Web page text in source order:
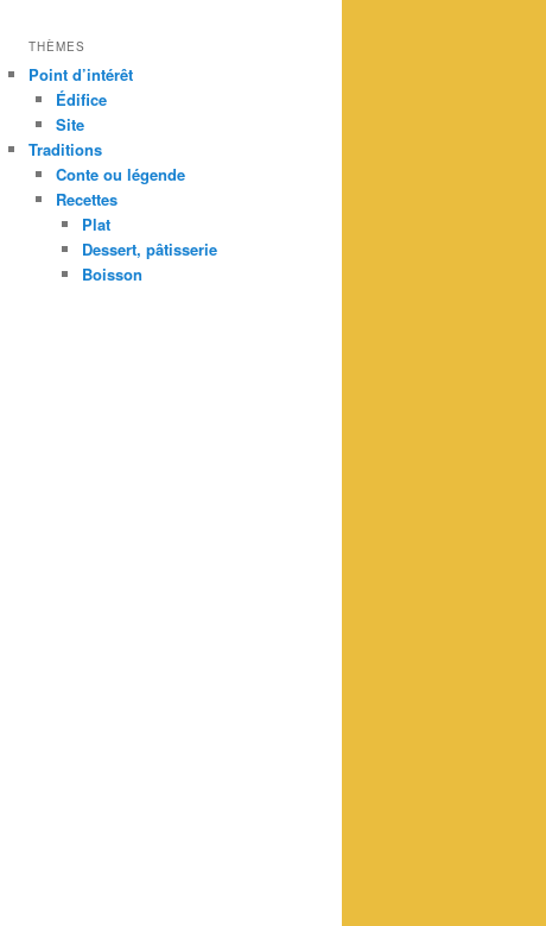
THÈMES
Point d’intérêt
Édifice
Site
Traditions
Conte ou légende
Recettes
Plat
Dessert, pâtisserie
Boisson